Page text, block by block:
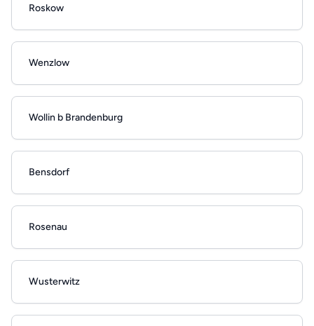
Roskow
Wenzlow
Wollin b Brandenburg
Bensdorf
Rosenau
Wusterwitz